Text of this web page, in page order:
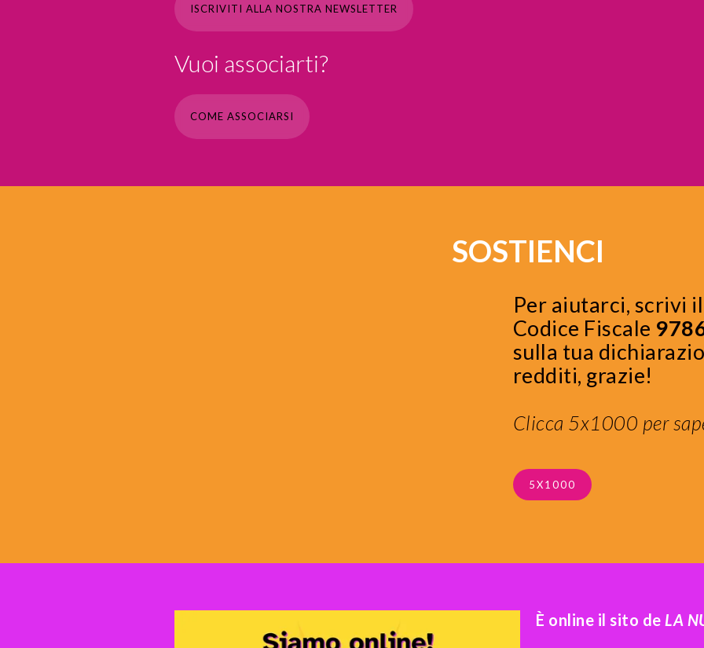
ISCRIVITI ALLA NOSTRA NEWSLETTER
Vuoi associarti?
COME ASSOCIARSI
SOSTIENCI
Per aiutarci, scrivi
Codice Fiscale
sulla tua
redditi, grazie!
Clicca 5x1000 per
5X1000
È online il sito de LA